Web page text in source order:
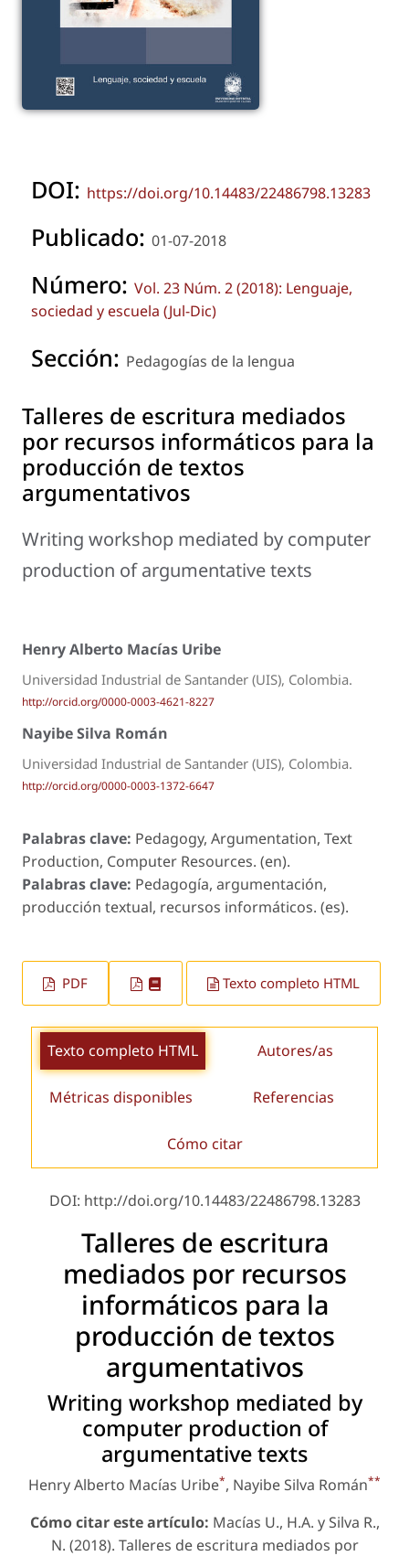
DOI: https://doi.org/10.14483/22486798.13283
Publicado: 01-07-2018
Número: Vol. 23 Núm. 2 (2018): Lenguaje,
sociedad y escuela (Jul-Dic)
Sección: Pedagogías de la lengua
Talleres de escritura mediados
por recursos informáticos para la
producción de textos
argumentativos
Writing workshop mediated by computer
production of argumentative texts
Henry Alberto Macías Uribe
Universidad Industrial de Santander (UIS), Colombia.
http://orcid.org/0000-0003-4621-8227
Nayibe Silva Román
Universidad Industrial de Santander (UIS), Colombia.
http://orcid.org/0000-0003-1372-6647
Palabras clave: Pedagogy, Argumentation, Text
Production, Computer Resources. (en).
Palabras clave: Pedagogía, argumentación,
producción textual, recursos informáticos. (es).
PDF Texto completo HTML
Texto completo HTML Autores/as
Métricas disponibles Referencias
Cómo citar
DOI: http://doi.org/10.14483/22486798.13283
Talleres de escritura
mediados por recursos
informáticos para la
producción de textos
argumentativos
Writing workshop mediated by
computer production of
argumentative texts
Henry Alberto Macías Uribe*, Nayibe Silva Román**
Cómo citar este artículo: Macías U., H.A. y Silva R.,
N. (2018). Talleres de escritura mediados por